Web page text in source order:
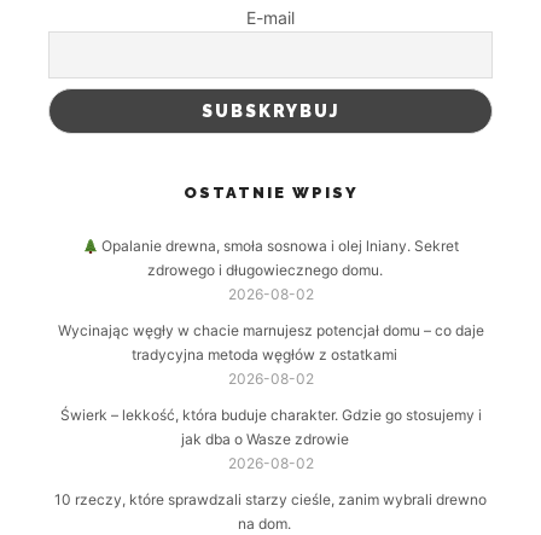
E-mail
OSTATNIE WPISY
Opalanie drewna, smoła sosnowa i olej lniany. Sekret
zdrowego i długowiecznego domu.
2026-08-02
Wycinając węgły w chacie marnujesz potencjał domu – co daje
tradycyjna metoda węgłów z ostatkami
2026-08-02
Świerk – lekkość, która buduje charakter. Gdzie go stosujemy i
jak dba o Wasze zdrowie
2026-08-02
10 rzeczy, które sprawdzali starzy cieśle, zanim wybrali drewno
na dom.